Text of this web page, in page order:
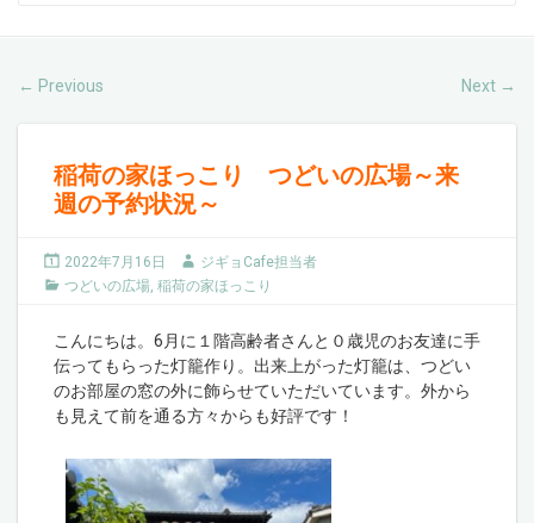
← Previous Next →
稲荷の家ほっこり つどいの広場～来
週の予約状況～
2022年7月16日
ジギョCafe担当者
つどいの広場, 稲荷の家ほっこり
こんにちは。6月に１階高齢者さんと０歳児のお友達に手
伝ってもらった灯籠作り。出来上がった灯籠は、つどい
のお部屋の窓の外に飾らせていただいています。外から
も見えて前を通る方々からも好評です！